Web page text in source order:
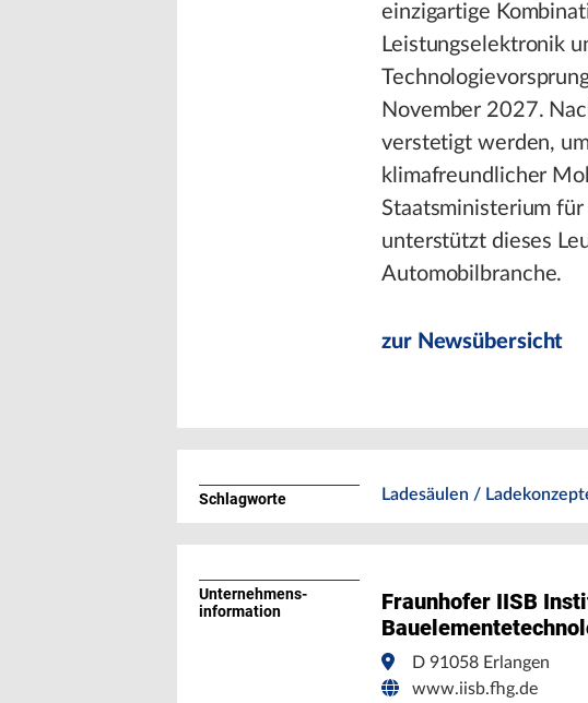
einzigartige
Leistungselektronik
November 2027.
verstetigt werden,
klimafreundlicher
Staatsministerium
unterstützt dieses
Automobilbranche.
zur Newsübersicht
Schlagworte Ladesäulen /
Unternehmens­
information
Fraunhofer IISB
D 91058 Erlangen
www.iisb.fhg.de